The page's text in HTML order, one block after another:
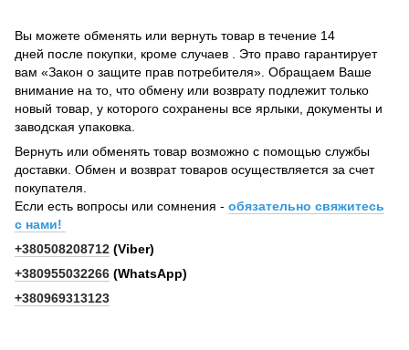
Вы можете обменять или вернуть товар в течение 14
дней после покупки, кроме случаев . Это право гарантирует
вам «Закон о защите прав потребителя». Обращаем Ваше
внимание на то, что обмену или возврату подлежит только
новый товар, у которого сохранены все ярлыки, документы и
заводская упаковка.
Вернуть или обменять товар возможно с помощью службы
доставки. Обмен и возврат товаров осуществляется за счет
покупателя.
Если есть вопросы или сомнения - обязательно свяжитесь
с нами!
+380508208712 (Viber)
+380955032266 (WhatsApp)
+380969313123